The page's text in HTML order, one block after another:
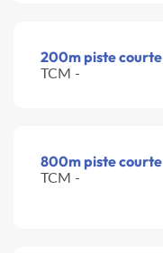
200m piste courte
TCM -
800m piste courte
TCM -